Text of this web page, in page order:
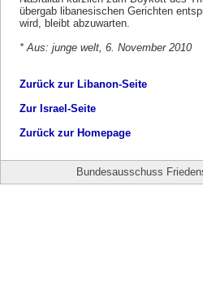
übergab libanesischen Gerichten
wird, bleibt abzuwarten.
* Aus: junge welt, 6. November 2010
Zurück zur Libanon-Seite
Zur Israel-Seite
Zurück zur Homepage
Bundesausschuss